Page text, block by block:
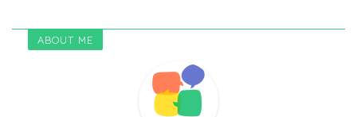
ABOUT ME